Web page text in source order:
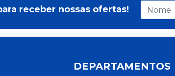
receber nossas ofertas!
DEPARTAMENTOS